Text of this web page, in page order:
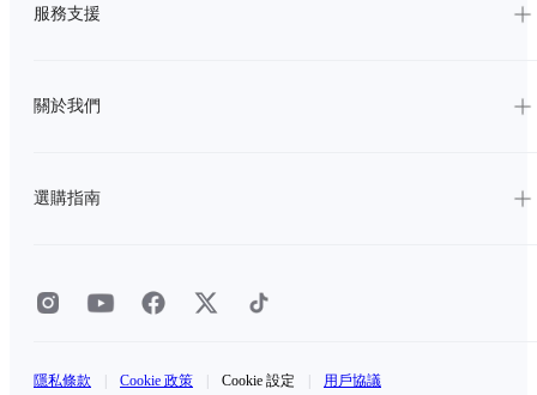
服務支援
關於我們
選購指南
隱私條款 Cookie 政策 Cookie 設定 用戶協議